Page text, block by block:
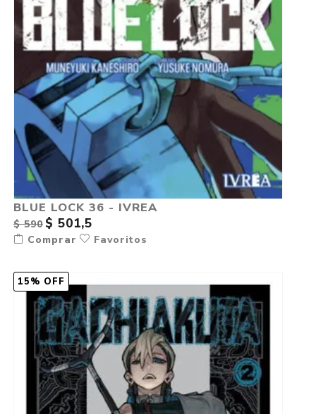
BLUE LOCK 36 - IVREA
$ 590 $ 501,5
Comprar Favoritos
15% OFF